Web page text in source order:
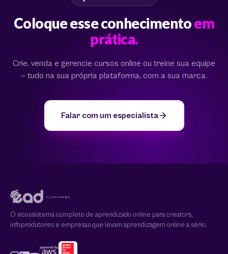
Coloque esse conhecimentoem
prática.
Crie, venda e gerencie cursos online ou treine sua equipe
— tudo na sua própria plataforma, com a sua marca.
Falar com um especialista
O ecossistema completo de aprendizado online para creators,
infoprodutores e empresas que levam aprendizagem online a sério.